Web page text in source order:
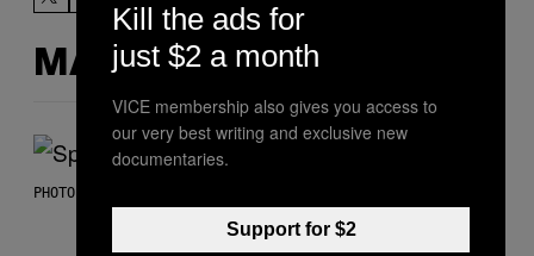
MÁS DE LO MISMO
PHOTO BY TIM RONEY/GETTY IMAGES
Kill the ads for
just $2 a month
VICE membership also gives you access to
our very best writing and exclusive new
documentaries.
Support for $2